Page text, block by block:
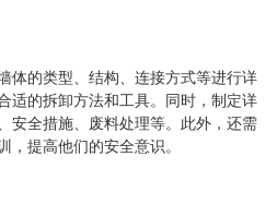
体的类型、结构、连接方式等进行详
适的拆卸方法和工具。同时，制定详
安全措施、废料处理等。此外，还需
提高他们的安全意识。